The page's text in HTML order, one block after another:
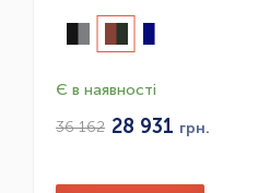
Є в наявності
36 162 28 931 грн.